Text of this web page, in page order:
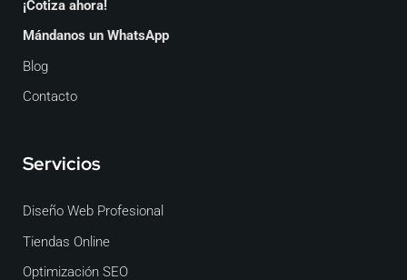
¡Cotiza ahora!
Mándanos un WhatsApp
Blog
Contacto
Servicios
Diseño Web Profesional
Tiendas Online
Optimización SEO